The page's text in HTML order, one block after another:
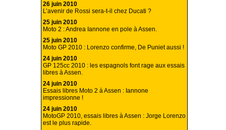
26 juin 2010
L’avenir de Rossi sera-t-il chez Ducati ?
25 juin 2010
Moto 2 : Andrea Iannone en pole à Assen.
25 juin 2010
Moto GP 2010 : Lorenzo confirme, De Puniet aussi !
24 juin 2010
GP 125cc 2010 : les espagnols font rage aux essais
libres à Assen.
24 juin 2010
Essais libres Moto 2 à Assen : Iannone
impressionne !
24 juin 2010
MotoGP 2010, essais libres à Assen : Jorge Lorenzo
est le plus rapide.